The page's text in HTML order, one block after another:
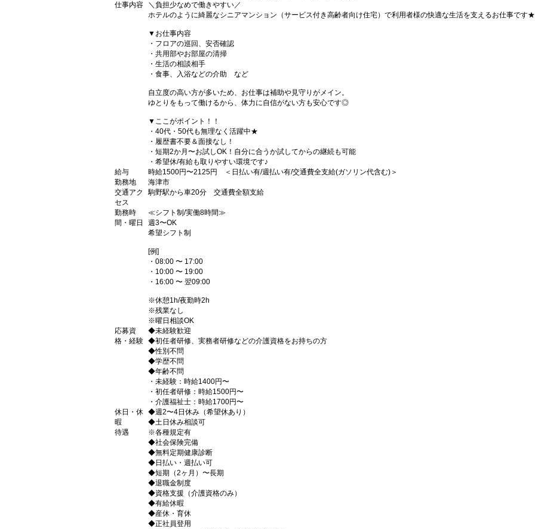
仕事内容
＼負担少なめで働きやすい／
ホテルのように綺麗なシニアマンション（サービス付き高齢者向け住宅）で利用者様の快適な生活を支えるお仕事です★
▼お仕事内容
・フロアの巡回、安否確認
・共用部やお部屋の清掃
・生活の相談相手
・食事、入浴などの介助 など
自立度の高い方が多いため、お仕事は補助や見守りがメイン。
ゆとりをもって働けるから、体力に自信がない方も安心です◎
▼ここがポイント！！
・40代・50代も無理なく活躍中★
・履歴書不要＆面接なし！
・短期2か月〜お試しOK！自分に合うか試してからの継続も可能
・希望休/有給も取りやすい環境です♪
給与
時給1500円〜2125円 ＜日払い有/週払い有/交通費全支給(ガソリン代含む)＞
勤務地
海津市
交通アク
セス
駒野駅から車20分 交通費全額支給
勤務時
間・曜日
≪シフト制/実働8時間≫
週3〜OK
希望シフト制
[例]
・08:00 〜 17:00
・10:00 〜 19:00
・16:00 〜 翌09:00
※休憩1h/夜勤時2h
※残業なし
※曜日相談OK
応募資
格・経験
◆未経験歓迎
◆初任者研修、実務者研修などの介護資格をお持ちの方
◆性別不問
◆学歴不問
◆年齢不問
・未経験：時給1400円〜
・初任者研修：時給1500円〜
・介護福祉士：時給1700円〜
休日・休
暇
◆週2〜4日休み（希望休あり）
◆土日休み相談可
待遇
※各種規定有
◆社会保険完備
◆無料定期健康診断
◆日払い・週払い可
◆短期（2ヶ月）〜長期
◆退職金制度
◆資格支援（介護資格のみ）
◆有給休暇
◆産休・育休
◆正社員登用